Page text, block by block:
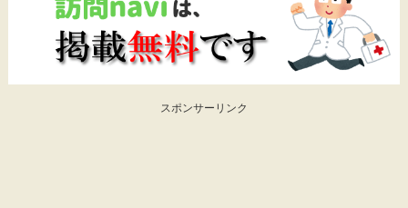
スポンサーリンク